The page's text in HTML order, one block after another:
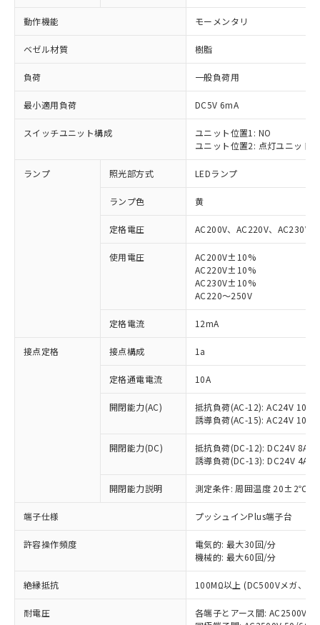
動作機能 モーメンタリ
ベゼル材質 樹脂
負荷 一般負荷用
最小適用負荷 DC5V 6mA
スイッチユニット構成
ユニット位置1: NO
ユニット位置2: 点灯ユニット
ランプ 照光部方式 LEDランプ
ランプ色 黄
定格電圧 AC200V、AC220V、AC230V
使用電圧
AC200V±10%
AC220V±10%
AC230V±10%
AC220～250V
定格電流 12mA
接点定格 接点構成 1a
定格通電電流 10A
開閉能力(AC)
抵抗負荷(AC-12): AC24V 10A/
誘導負荷(AC-15): AC24V
開閉能力(DC)
抵抗負荷(DC-12): DC24V 8A/
誘導負荷(DC-13): DC24V 4A/
開閉能力説明 測定条件: 周囲温度 20±2℃、
端子仕様 プッシュインPlus端子台
許容操作頻度
電気的: 最大30回/分
機械的: 最大60回/分
絶縁抵抗 100MΩ以上 (DC500Vメガ、点
耐電圧
各端子とアース間: AC2500V
ご利用条件
以下の条件をお読みいただき、同意のうえ
本サービスは、当社制御機器事業取扱
商品の当社在庫状況および標準価格
(税抜)を提供させていただくもので
当社制御機器事業取扱商品の中には、
本サービスの対象外となる商品もある
ことをご了承ください。
在庫状況および標準価格照会結果は、
記載している更新日時点での社内デー
タに基づき作成されるものであり、閲
準価格とは異なる場合があることをご
対応済み：EU RoHS指令（10物質）の
非含有に対応した製品が提供可能な商品で
対応予定：EU RoHS指令（10物質）の非含
有に対応した製品に切り替える予定のある
対応予定なし：EU RoHS指令（10物質）の
非含有に非対応の商品で、対応品を出す予
調査・確認中：EU RoHS指令（10物質）の
非含有の対応状況を調査中または確認中の
非該当品：ライセンス料など無形物で、有
害物質有無と関係のない商品です。
仕入先様の事情により、非含有部品として
いたものが、含有品と判明した場合などや
むを得ず変更することがあります。
*EU RoHS指令（10物質）：
鉛(Pb) 1000ppm以下、 水銀(Hg) 1000ppm以下、 カド
六価クロム(Cr(Ⅵ)) 1000ppm以下、ポリ臭化ビフェニル
「○」：最大均質材料含有率が中国RoHSの
基準値以下であることを示します。
「×」：最大均質材料含有率が中国RoHSの
基準値を超えていることを示します。
「－」：未確認です。当社販売部門へお問
当社は、これら貴社製品のうち、外国
為替および外国貿易法に定める商品
（以下｢規制貨物等」という）を輸出
または国外への提供する場合は、日本
国政府の輸出許可(または役務取引許
可)を取得するなどの必要な手続きを